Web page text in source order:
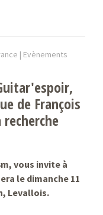
| Evènements
de François
vous invite à
le dimanche 11
Levallois.